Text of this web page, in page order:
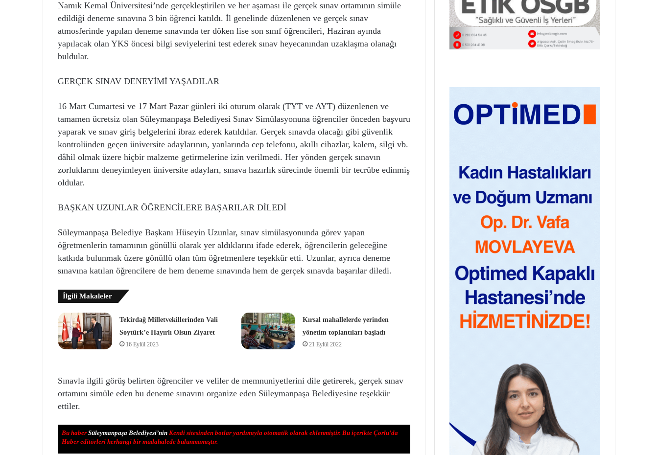
Namık Kemal Üniversitesi’nde gerçekleştirilen ve her aşaması ile gerçek sınav ortamının simüle
edildiği deneme sınavına 3 bin öğrenci katıldı. İl genelinde düzenlenen ve gerçek sınav
atmosferinde yapılan deneme sınavında ter döken lise son sınıf öğrencileri, Haziran ayında
yapılacak olan YKS öncesi bilgi seviyelerini test ederek sınav heyecanından uzaklaşma olanağı
buldular.
GERÇEK SINAV DENEYİMİ YAŞADILAR
16 Mart Cumartesi ve 17 Mart Pazar günleri iki oturum olarak (TYT ve AYT) düzenlenen ve
tamamen ücretsiz olan Süleymanpaşa Belediyesi Sınav Simülasyonuna öğrenciler önceden başvuru
yaparak ve sınav giriş belgelerini ibraz ederek katıldılar. Gerçek sınavda olacağı gibi güvenlik
kontrolünden geçen üniversite adaylarının, yanlarında cep telefonu, akıllı cihazlar, kalem, silgi vb.
dâhil olmak üzere hiçbir malzeme getirmelerine izin verilmedi. Her yönden gerçek sınavın
zorluklarını deneyimleyen üniversite adayları, sınava hazırlık sürecinde önemli bir tecrübe edinmiş
oldular.
BAŞKAN UZUNLAR ÖĞRENCİLERE BAŞARILAR DİLEDİ
Süleymanpaşa Belediye Başkanı Hüseyin Uzunlar, sınav simülasyonunda görev yapan
öğretmenlerin tamamının gönüllü olarak yer aldıklarını ifade ederek, öğrencilerin geleceğine
katkıda bulunmak üzere gönüllü olan tüm öğretmenlere teşekkür etti. Uzunlar, ayrıca deneme
sınavına katılan öğrencilere de hem deneme sınavında hem de gerçek sınavda başarılar diledi.
İlgili Makaleler
Tekirdağ Milletvekillerinden Vali
Soytürk’e Hayırlı Olsun Ziyaret
16 Eylül 2023
Kırsal mahallelerde yerinden
yönetim toplantıları başladı
21 Eylül 2022
Sınavla ilgili görüş belirten öğrenciler ve veliler de memnuniyetlerini dile getirerek, gerçek sınav
ortamını simüle eden bu deneme sınavını organize eden Süleymanpaşa Belediyesine teşekkür
ettiler.
Bu haberSüleymanpaşa Belediyesi’nin Kendi sitesinden botlar yardımıyla otomatik olarak eklenmiştir. Bu içerikte Çorlu’da
Haber editörleri herhangi bir müdahalede bulunmamıştır.